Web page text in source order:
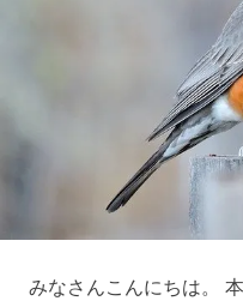
みなさんこんにちは。